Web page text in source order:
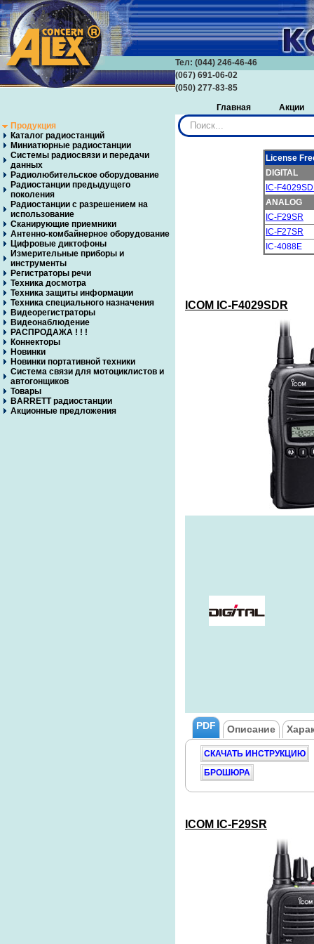
Тел: (044) 246-46-46
(067) 691-06-02
(050) 277-83-85
Главная
Акции
Продукция
Каталог радиостанций
Миниатюрные радиостанции
Системы радиосвязи и передачи
данных
Радиолюбительское оборудование
Радиостанции предыдущего
поколения
Радиостанции с разрешением на
использование
Сканирующие приемники
Антенно-комбайнерное оборудование
Цифровые диктофоны
Измерительные приборы и
инструменты
Регистраторы речи
Техника досмотра
Техника защиты информации
Техника специального назначения
Видеорегистраторы
Видеонаблюдение
РАСПРОДАЖА ! ! !
Коннекторы
Новинки
Новинки портативной техники
Система связи для мотоциклистов и
автогонщиков
Товары
BARRETT радиостанции
Акционные предложения
Искать...
License
DIGITAL
IC-
ANALOG
IC-F29SR
IC-F27SR
IC-4088E
ICOM IC-F4029SDR
PDF Описание
СКАЧАТЬ ИНСТРУКЦИЮ
БРОШЮРА
ICOM IC-F29SR